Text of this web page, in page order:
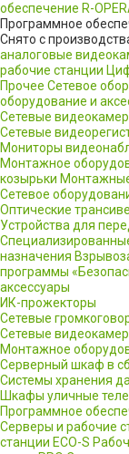
обеспечение R-
Программное
Снято с
аналоговые
рабочие станции
Прочее Сетевое
оборудование и
Сетевые
Сетевые
Мониторы
Монтажное
козырьки
Сетевое
Оптические
Устройства для
назначения
программы
аксессуары
ИК-прожекторы
Сетевые
Сетевые
Монтажное
Серверный шкаф в
Системы хранения
Шкафы уличные
Программное
Серверы и рабочие
станции ECO-S